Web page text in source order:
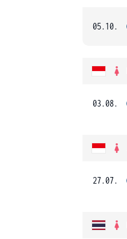
05.10.
03.08.
27.07.